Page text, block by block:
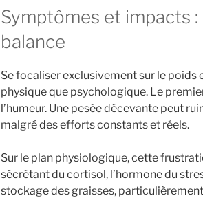
Symptômes et impacts :
balance
Se focaliser exclusivement sur le
physique que psychologique. Le
l’humeur. Une pesée décevante peut
malgré des efforts constants et réels.
Sur le plan physiologique, cette
sécrétant du cortisol, l’hormone du
stockage des graisses,